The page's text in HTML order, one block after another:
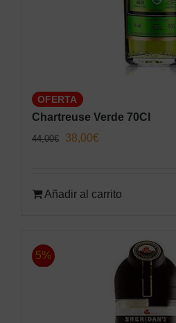
OFERTA
Chartreuse Verde 70Cl
44,00€
El
era:
38,00€
es:
Añadir al carrito
5%